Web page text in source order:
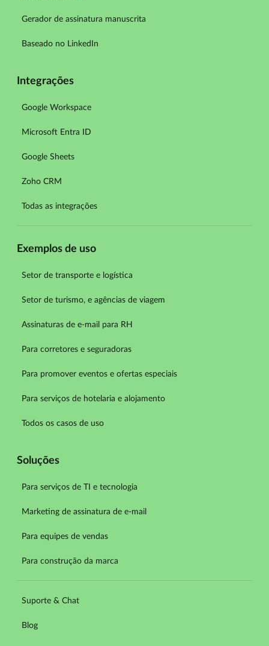
Gerador de assinatura manuscrita
Baseado no LinkedIn
Integrações
Google Workspace
Microsoft Entra ID
Google Sheets
Zoho CRM
Todas as integrações
Exemplos de uso
Setor de transporte e logística
Setor de turismo, e agências de viagem
Assinaturas de e-mail para RH
Para corretores e seguradoras
Para promover eventos e ofertas especiais
Para serviços de hotelaria e alojamento
Todos os casos de uso
Soluções
Para serviços de TI e tecnologia
Marketing de assinatura de e-mail
Para equipes de vendas
Para construção da marca
Suporte & Chat
Blog